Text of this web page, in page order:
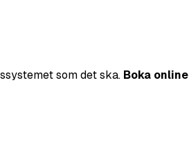
som det ska. Boka online